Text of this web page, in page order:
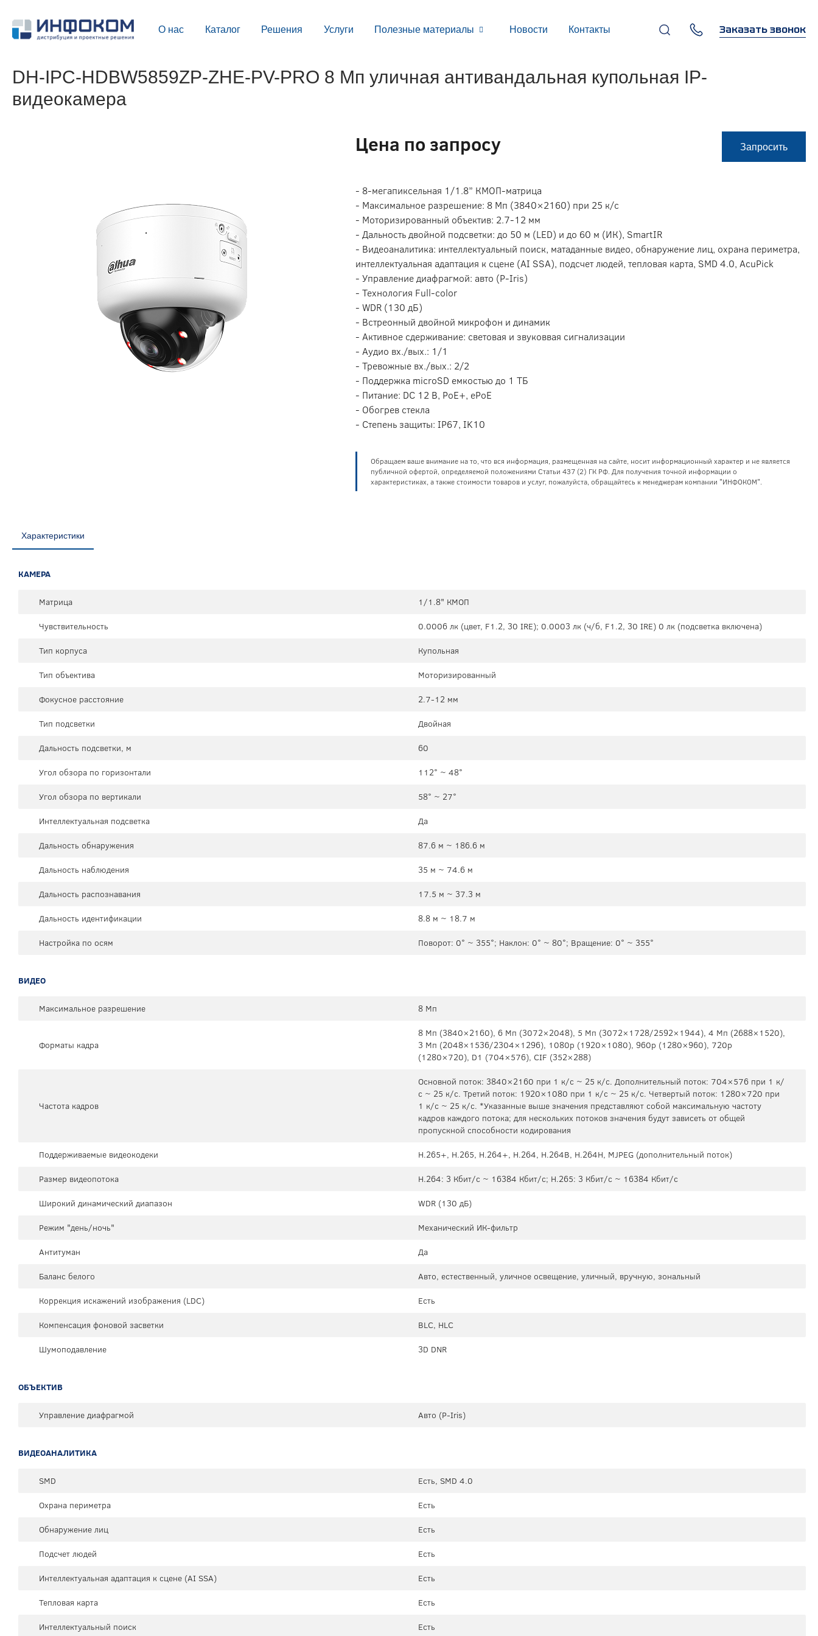
О нас Каталог Решения Услуги Полезные материалы Новости Контакты
г. Москва, 119270,
Лужнецкая наб., д. 6, стр. 1,
Заказать звонок
DH-IPC-HDBW5859ZP-ZHE-PV-PRO 8 Мп уличная антивандальная купольная IP-
видеокамера
Цена по запросу Запросить
- 8-мегапиксельная 1/1.8” КМОП-матрица
- Максимальное разрешение: 8 Мп (3840×2160) при 25 к/с
- Моторизированный объектив: 2.7-12 мм
- Дальность двойной подсветки: до 50 м (LED) и до 60 м (ИК), SmartIR
- Видеоаналитика: интеллектуальный поиск, матаданные видео, обнаружение лиц, охрана периметра,
интеллектуальная адаптация к сцене (AI SSA), подсчет людей, тепловая карта, SMD 4.0, AcuPick
- Управление диафрагмой: авто (P-Iris)
- Технология Full-color
- WDR (130 дБ)
- Встреонный двойной микрофон и динамик
- Активное сдерживание: световая и звуковвая сигнализации
- Аудио вх./вых.: 1/1
- Тревожные вх./вых.: 2/2
- Поддержка microSD емкостью до 1 ТБ
- Питание: DC 12 В, PoE+, ePoE
- Обогрев стекла
- Степень защиты: IP67, IK10
Обращаем ваше внимание на то, что вся информация, размещенная на сайте, носит информационный характер и не является
публичной офертой, определяемой положениями Статьи 437 (2) ГК РФ. Для получения точной информации о
характеристиках, а также стоимости товаров и услуг, пожалуйста, обращайтесь к менеджерам компании "ИНФОКОМ".
Характеристики
КАМЕРА
Матрица
1/1.8" КМОП
Чувствительность
0.0006 лк (цвет, F1.2, 30 IRE); 0.0003 лк (ч/б, F1.2, 30 IRE) 0 лк (подсветка включена)
Тип корпуса
Купольная
Тип объектива
Моторизированный
Фокусное расстояние
2.7-12 мм
Тип подсветки
Двойная
Дальность подсветки, м
60
Угол обзора по горизонтали
112° ~ 48°
Угол обзора по вертикали
58° ~ 27°
Интеллектуальная подсветка
Да
Дальность обнаружения
87.6 м ~ 186.6 м
Дальность наблюдения
35 м ~ 74.6 м
Дальность распознавания
17.5 м ~ 37.3 м
Дальность идентификации
8.8 м ~ 18.7 м
Настройка по осям
Поворот: 0° ~ 355°; Наклон: 0° ~ 80°; Вращение: 0° ~ 355°
ВИДЕО
Максимальное разрешение 8 Мп
Форматы кадра
8 Mп (3840×2160), 6 Mп (3072×2048), 5 Mп (3072×1728/2592×1944), 4 Mп (2688×1520),
3 Mп (2048×1536/2304×1296), 1080p (1920×1080), 960p (1280×960), 720p
(1280×720), D1 (704×576), CIF (352×288)
Частота кадров
Основной поток: 3840×2160 при 1 к/с ~ 25 к/с. Дополнительный поток: 704×576 при 1 к/
с ~ 25 к/с. Третий поток: 1920×1080 при 1 к/с ~ 25 к/с. Четвертый поток: 1280×720 при
1 к/с ~ 25 к/с. *Указанные выше значения представляют собой максимальную частоту
кадров каждого потока; для нескольких потоков значения будут зависеть от общей
пропускной способности кодирования
Поддерживаемые видеокодеки
H.265+, H.265, H.264+, H.264, H.264B, H.264H, MJPEG (дополнительный поток)
Размер видеопотока
H.264: 3 Кбит/с ~ 16384 Кбит/с; H.265: 3 Кбит/с ~ 16384 Кбит/с
Широкий динамический диапазон
WDR (130 дБ)
Режим "день/ночь"
Механический ИК-фильтр
Антитуман
Да
Баланс белого
Авто, естественный, уличное освещение, уличный, вручную, зональный
Коррекция искажений изображения (LDC)
Есть
Компенсация фоновой засветки
BLC, HLC
Шумоподавление
3D DNR
ОБЪЕКТИВ
Управление диафрагмой Авто (P-Iris)
ВИДЕОАНАЛИТИКА
SMD
Есть, SMD 4.0
Охрана периметра
Есть
Обнаружение лиц
Есть
Подсчет людей
Есть
Интеллектуальная адаптация к сцене (AI SSA)
Есть
Тепловая карта
Есть
Интеллектуальный поиск
Есть